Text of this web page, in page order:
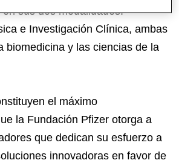
en sus dos modalidades:
e Investigación Clínica, ambas
biomedicina y las ciencias de la
el máximo
la Fundación Pfizer otorga a
que dedican su esfuerzo a
innovadoras en favor de